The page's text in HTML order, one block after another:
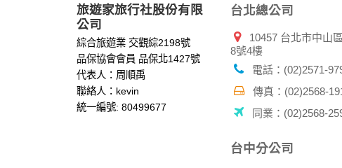
資料使用:
本公司不會向任何人出售或出借您的個人識別資料。
在以下情況下， 本公司會向其他人士或公司提供您
1.遵守法令或政府機關的要求；或我們發覺您在網
2.為了保護使用者個人隱私，我們無法為您查詢其
配合警政單位調查並提供所有相關資料，以協助調查
自我保護措施:
服務後，務必記得登出帳戶或關閉網頁瀏覽器，以
旅遊家旅行社股份有限
公司
綜合旅遊業 交觀綜2198號
品保協會會員 品保北1427號
代表人：周順禹
聯絡人：kevin
統一編號: 80499677
台北總公司
10457 台北市中山
8號4樓
電話：(02)2571-
傳真：(02)2568-
同業：(02)2568-
台中分公司